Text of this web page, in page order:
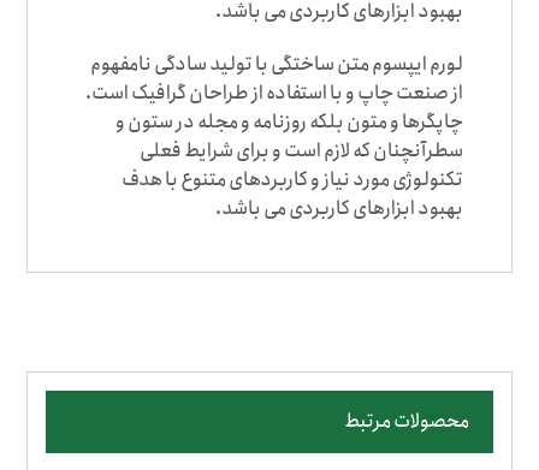
بهبود ابزارهای کاربردی می باشد.
لورم ایپسوم متن ساختگی با تولید سادگی نامفهوم
از صنعت چاپ و با استفاده از طراحان گرافیک است.
چاپگرها و متون بلکه روزنامه و مجله در ستون و
سطرآنچنان که لازم است و برای شرایط فعلی
تکنولوژی مورد نیاز و کاربردهای متنوع با هدف
بهبود ابزارهای کاربردی می باشد.
محصولات مرتبط